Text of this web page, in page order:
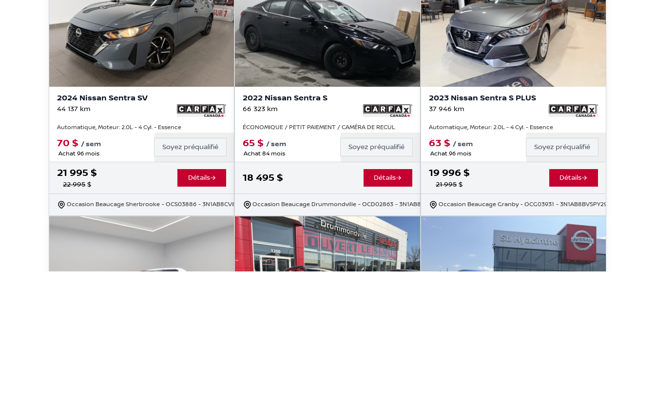
2024 Nissan Sentra SV
44 137 km
Automatique, Moteur: 2.0L - 4 Cyl. - Essence
70 $ /sem
Achat 96 mois
Soyez préqualifié
21 995 $
22 995 $
Détails
Occasion Beaucage Sherbrooke - OCS03886 - 3N1AB8CV8RY358957
2022 Nissan Sentra S
66 323 km
ÉCONOMIQUE / PETIT PAIEMENT / CAMÉRA DE RECUL
65 $ /sem
Achat 84 mois
Soyez préqualifié
18 495 $ Détails
Occasion Beaucage Drummondville - OCD02863 - 3N1AB8BV1NY230197
2023 Nissan Sentra S PLUS
37 946 km
Automatique, Moteur: 2.0L - 4 Cyl. - Essence
63 $ /sem
Achat 96 mois
Soyez préqualifié
19 996$
21 995$
Détails
Occasion Beaucage Granby - OCG03931 - 3N1AB8BV5PY296805